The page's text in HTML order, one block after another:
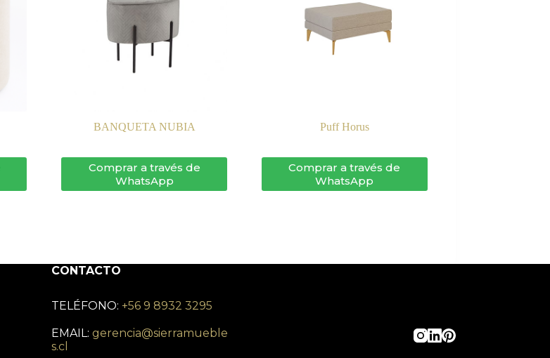
BANQUETA NUBIA
Comprar a través de
WhatsApp
Puff Horus
Comprar a través de
WhatsApp
CONTACTO
TELÉFONO: +56 9 8932 3295
EMAIL: gerencia@sierramueble
s.cl